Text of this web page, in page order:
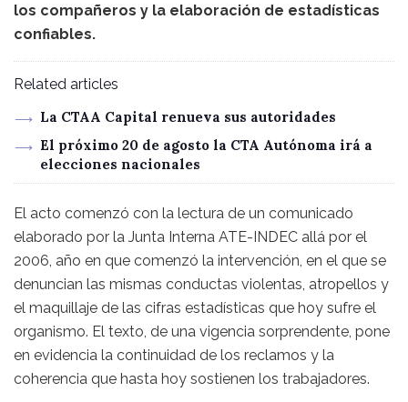
los compañeros y la elaboración de estadísticas
confiables.
Related articles
La CTAA Capital renueva sus autoridades
El próximo 20 de agosto la CTA Autónoma irá a
elecciones nacionales
El acto comenzó con la lectura de un comunicado
elaborado por la Junta Interna ATE-INDEC allá por el
2006, año en que comenzó la intervención, en el que se
denuncian las mismas conductas violentas, atropellos y
el maquillaje de las cifras estadísticas que hoy sufre el
organismo. El texto, de una vigencia sorprendente, pone
en evidencia la continuidad de los reclamos y la
coherencia que hasta hoy sostienen los trabajadores.